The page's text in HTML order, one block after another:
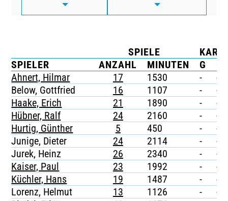
BUSINESS
TICKETING
SPIELE
SPIELER
ANZAHL MINUTEN G
Ahnert, Hilmar
17 1530 -
-
Below, Gottfried
16 1107 -
-
Haake, Erich
21 1890 -
-
Hübner, Ralf
24 2160 -
-
Hurtig, Günther
5 450 -
-
Junige, Dieter
24 2114 -
-
Jurek, Heinz
26 2340 -
-
Kaiser, Paul
23 1992 -
-
Küchler, Hans
19 1487 -
-
Lorenz, Helmut
13 1126 -
-